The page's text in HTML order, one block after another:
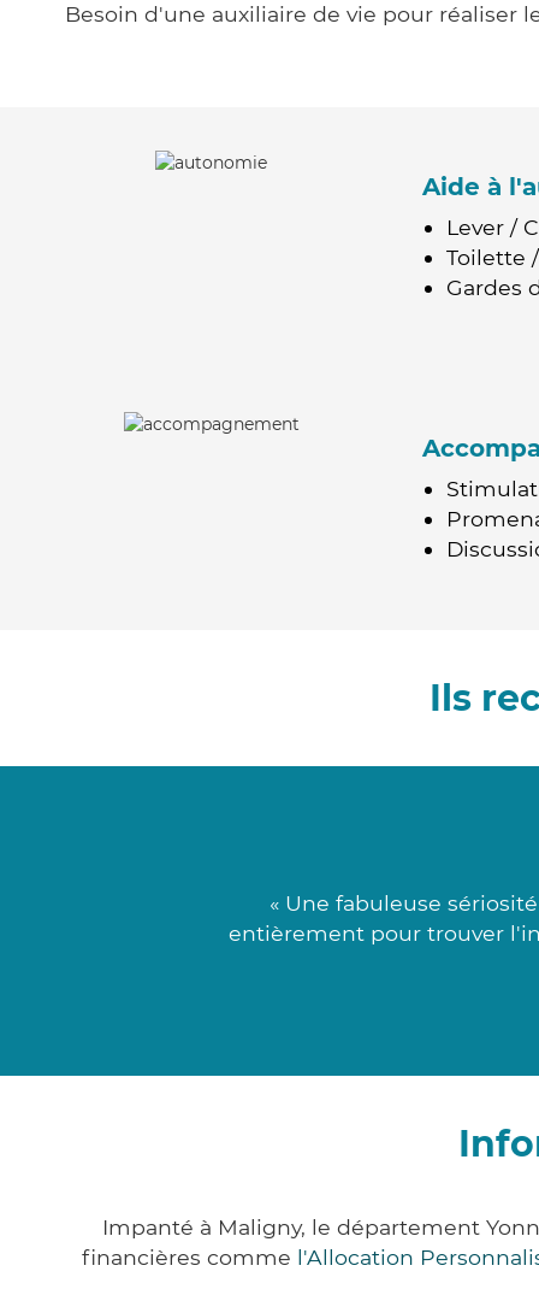
Besoin d'une auxiliaire de vie pour réaliser
Aide à
Lever /
Toilette
Gardes
Ils
« Une fabuleuse
entièrement pour trouver
Impanté à Maligny, le département
financières comme l'Allocation